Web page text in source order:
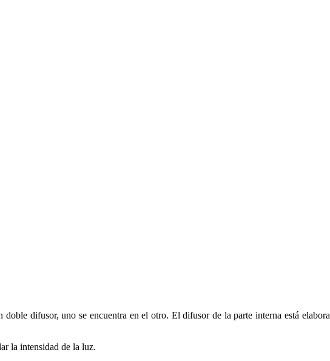
difusor, uno se encuentra en el otro. El difusor de la parte interna está
la intensidad de la luz.